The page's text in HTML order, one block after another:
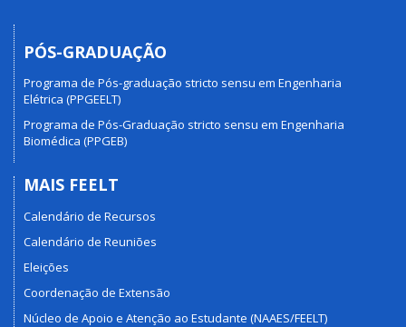
PÓS-GRADUAÇÃO
Programa de Pós-graduação stricto sensu em Engenharia
Elétrica (PPGEELT)
Programa de Pós-Graduação stricto sensu em Engenharia
Biomédica (PPGEB)
MAIS FEELT
Calendário de Recursos
Calendário de Reuniões
Eleições
Coordenação de Extensão
Núcleo de Apoio e Atenção ao Estudante (NAAES/FEELT)